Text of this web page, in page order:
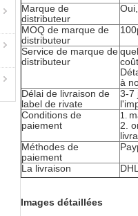
Marque de
distributeur
MOQ de marque de
distributeur
Service de marque de
distributeur
à
Délai de livraison de
label de rivate
3-7
Conditions de
paiement
1.
2.
Méthodes de
paiement
La livraison
Images détaillées